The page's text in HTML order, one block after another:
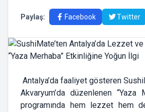
Paylaş: Facebook Twitter
Antalya’da faaliyet gösteren
Akvaryum’da düzenlenen “Yaza
programında hem lezzet hem